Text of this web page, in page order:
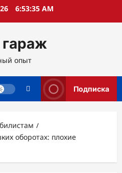
6:53:36 AM
опыт
Подписка
оборотах: плохие